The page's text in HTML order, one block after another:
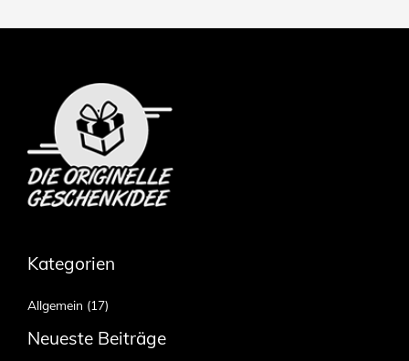
Kategorien
Allgemein (17)
Neueste Beiträge